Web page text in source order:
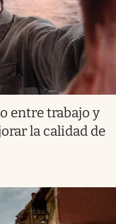
entre trabajo y
la calidad de